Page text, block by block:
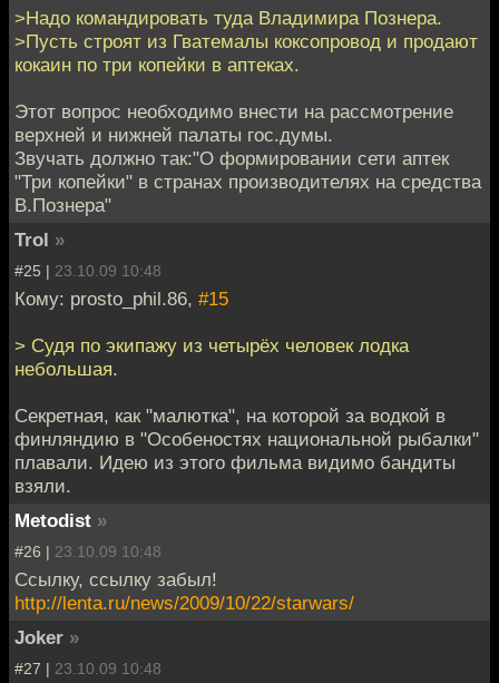
>Надо командировать туда Владимира Познера.
>Пусть строят из Гватемалы коксопровод и продают
кокаин по три копейки в аптеках.
Этот вопрос необходимо внести на рассмотрение
верхней и нижней палаты гос.думы.
Звучать должно так:"О формировании сети аптек
"Три копейки" в странах производителях на средства
В.Познера"
Trol »
#25 | 23.10.09 10:48
Кому: prosto_phil.86, #15
> Судя по экипажу из четырёх человек лодка
небольшая.
Секретная, как "малютка", на которой за водкой в
финляндию в "Особеностях национальной рыбалки"
плавали. Идею из этого фильма видимо бандиты
взяли.
Metodist »
#26 | 23.10.09 10:48
Ссылку, ссылку забыл!
http://lenta.ru/news/2009/10/22/starwars/
Joker »
#27 | 23.10.09 10:48